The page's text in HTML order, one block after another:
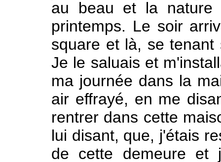
au beau et la nature
printemps. Le soir
square et là, se
Je le saluais et
ma journée dans la
air effrayé, en me
rentrer dans cette
lui disant, que, j'étais
de cette demeure